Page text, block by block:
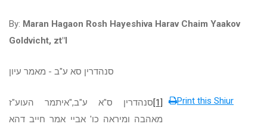
By: Maran Hagaon Rosh Hayeshiva Harav Chaim Yaakov
Goldvicht, zt"l
סנהדרין סא ע"ב - מאמר עיון
Print this Shiur
[1]סנהדרין ס"א ע"ב,"איתמר העוע"ז
מאהבה ומיראה כו' אביי אמר חייב דהא